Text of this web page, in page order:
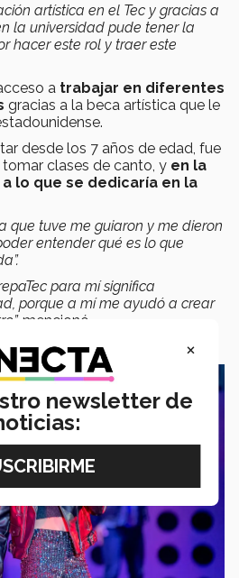
artística en el Tec y gracias a
la universidad pude tener la
hacer este rol y traer este
a trabajar en diferentes
gracias a la beca artística que le
desde los 7 años de edad, fue
clases de canto, y en la
lo que se dedicaría en la
que tuve me guiaron y me dieron
entender qué es lo que
para mí significa
porque a mí me ayudó a crear
mencionó.
×
newsletter de